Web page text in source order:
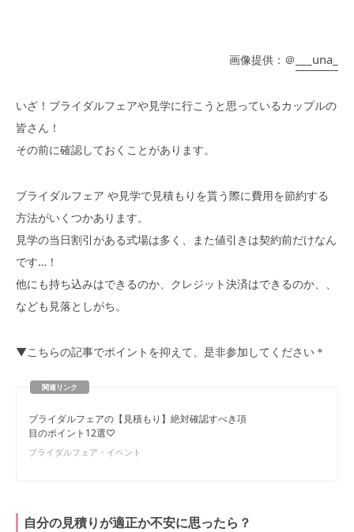
画像提供：＠ ___una_
いざ！ブライダルフェアや見学に行こうと思っているカップルの
皆さん！
その前に確認しておくことがあります。
ブライダルフェア や見学で見積もりを貰う際に費用を節約する
方法がいくつかあります。
見学の当日割引がある式場は多く、また値引きは契約前だけなん
です…！
他にも持ち込みはできるのか、クレジット決済はできるのか、、
なども見落としがち。
▼こちらの記事でポイントを抑えて、是非参加してください＊
ブライダルフェアの【見積もり】絶対確認すべき項
目のポイント12選♡
ブライダルフェア・イベント
自分の見積りが適正か不安に思ったら？